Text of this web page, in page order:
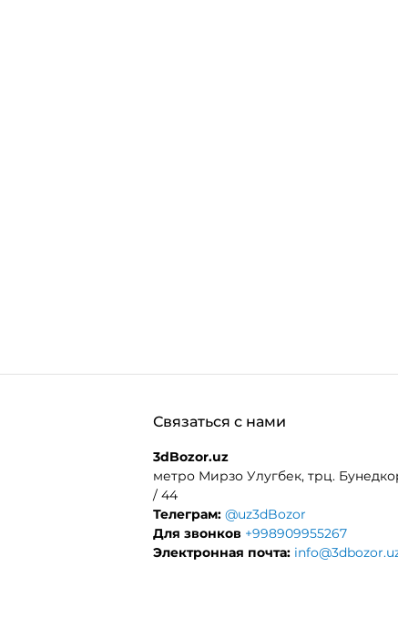
Связаться с нами
3dBozor.uz
метро Мирзо Улугбек, трц.
/ 44
Телеграм: @uz3dBozor
Для звонков +998909955267
Электронная почта: